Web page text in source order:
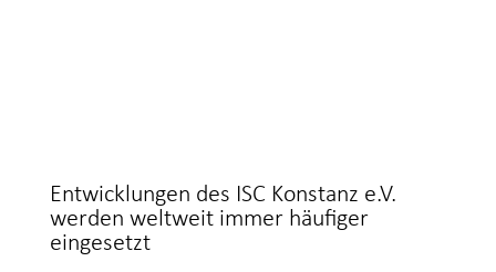
Entwicklungen des ISC Konstanz e.V.
werden weltweit immer häufiger
eingesetzt